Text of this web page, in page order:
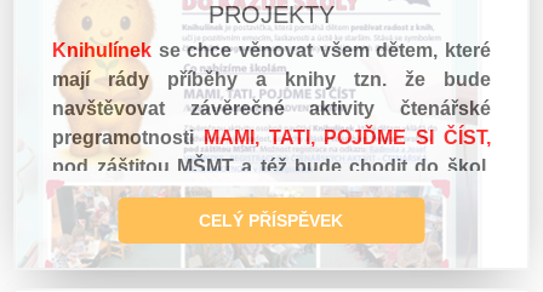
PROJEKTY
Knihulínek se chce věnovat všem dětem, které
mají rády příběhy a knihy tzn. že bude
navštěvovat závěrečné aktivity čtenářské
pregramotnostiMAMI, TATI, POJĎME SI ČÍST,
pod záštitou MŠMT a též bude chodit do škol,
které si ho objednají k předávání knih
prvňáčkům, kteří se naučili číst a mají rádi knihy
anebo do knihoven, kde bude probíhat
CELÝ PŘÍSPĚVEK